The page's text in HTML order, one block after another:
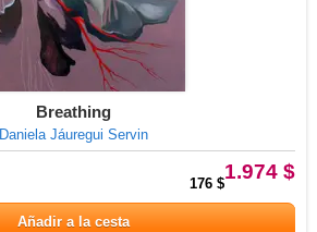
Breathing
Daniela Jáuregui Servin
1.974 $
176 $
Añadir a la cesta